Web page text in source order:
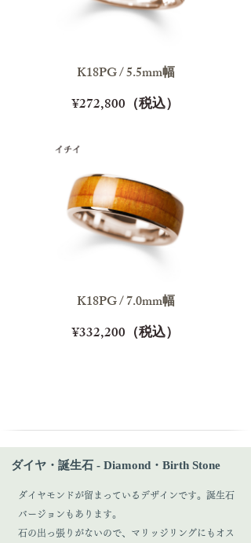
K18PG / 5.5mm幅
¥272,800（税込）
K18PG / 7.0mm幅
¥332,200（税込）
ダイヤ・誕生石 - Diamond・Birth Stone
ダイヤモンドが留まっているデザインです。誕生石
バージョンもあります。
石の出っ張りがないので、マリッジリングにもオス